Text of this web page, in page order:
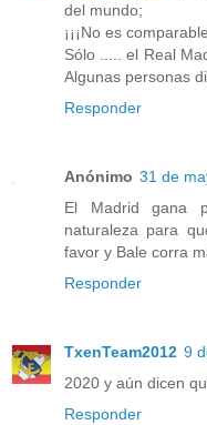
del mundo;
¡¡¡No es
Sólo ..... el Real
Algunas personas
Responder
Anónimo 31 de
El Madrid gana
naturaleza para
favor y Bale corra
Responder
TxenTeam2012 9
2020 y aún dicen
Responder